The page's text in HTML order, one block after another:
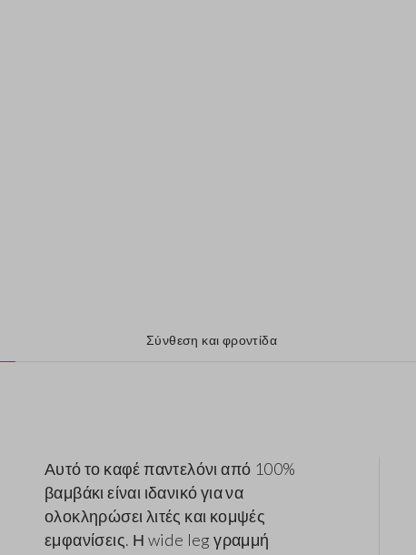
Σύνθεση και φροντίδα
Αυτό το καφέ παντελόνι από 100%
βαμβάκι είναι ιδανικό για να
ολοκληρώσει λιτές και κομψές
εμφανίσεις. Η wide leg γραμμή